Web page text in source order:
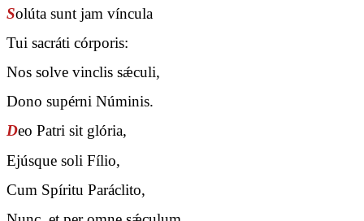
Solúta sunt jam víncula
Tui sacráti córporis:
Nos solve vinclis sǽculi,
Dono supérni Núminis.
Deo Patri sit glória,
Ejúsque soli Fílio,
Cum Spíritu Paráclito,